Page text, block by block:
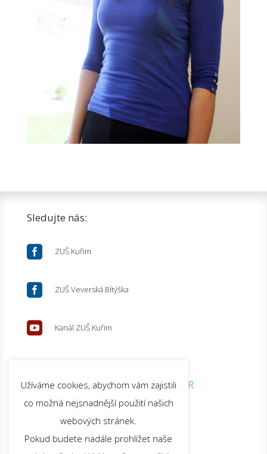
Sledujte nás:
 ZUŠ Kuřim
 ZUŠ Veverská Bítýška
 Kanál ZUŠ Kuřim
© 2026 ZUŠ Kuřim |GDPR
Užíváme cookies, abychom vám zajistili
co možná nejsnadnější použití našich
webových stránek.
Pokud budete nadále prohlížet naše